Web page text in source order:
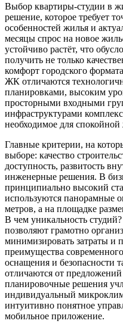
Выбор квартиры-студии в
решение, которое требует
особенностей жилья и
месяцы спрос на новое
устойчиво растёт, что
получить не только
комфорт городского
ЖК отличаются
планировками, высоким
просторными входными
инфраструктурами
необходимое для
Главные критерии, на
выборе: качество
доступность, развитость
инженерные решения. В
принципиально высокий
используются панорамные
метров, а на площадке
В чем уникальность
позволяют грамотно
минимизировать затраты и
преимущества
оснащения и безопасности
отличаются от предложений
планировочные решения
индивидуальный
интуитивно понятное
мобильное приложение.